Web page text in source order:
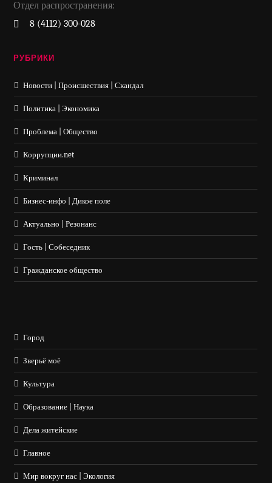
Отдел распространения:
8 (4112) 300-028
РУБРИКИ
Новости | Происшествия | Скандал
Политика | Экономика
Проблема | Общество
Коррупции.net
Криминал
Бизнес-инфо | Дикое поле
Актуально | Резонанс
Гость | Собеседник
Гражданское общество
Город
Зверьё моё
Культура
Образование | Наука
Дела житейские
Главное
Мир вокруг нас | Экология